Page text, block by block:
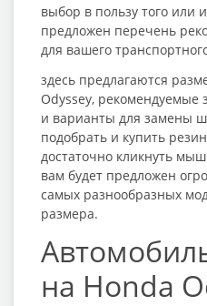
выбор в пользу того или
предложен перечень
для вашего
здесь предлагаются
Odyssey, рекомендуемые
и варианты для замены
подобрать и купить
достаточно кликнуть
вам будет предложен
самых разнообразных
размера.
на Honda